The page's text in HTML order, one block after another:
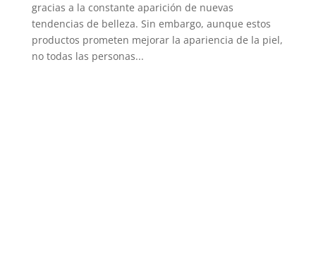
gracias a la constante aparición de nuevas
tendencias de belleza. Sin embargo, aunque estos
productos prometen mejorar la apariencia de la piel,
no todas las personas...